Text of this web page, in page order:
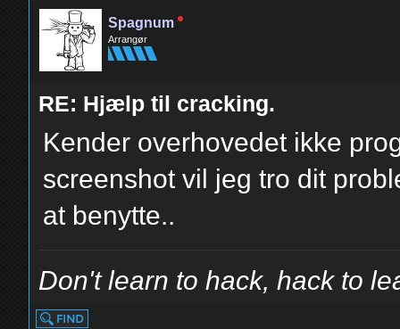
Spagnum
Arrangør
RE: Hjælp til cracking.
Kender overhovedet ikke
screenshot vil jeg tro dit
at benytte..
Don't learn to hack, hack to